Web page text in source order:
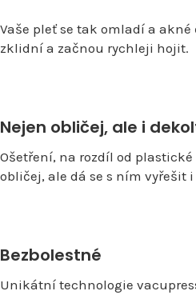
Vaše pleť se tak omladí a
zklidní a začnou rychleji hojit.
Nejen obličej, ale i
Ošetření, na rozdíl od
obličej, ale dá se s ním vyřešit
Bezbolestné
Unikátní technologie